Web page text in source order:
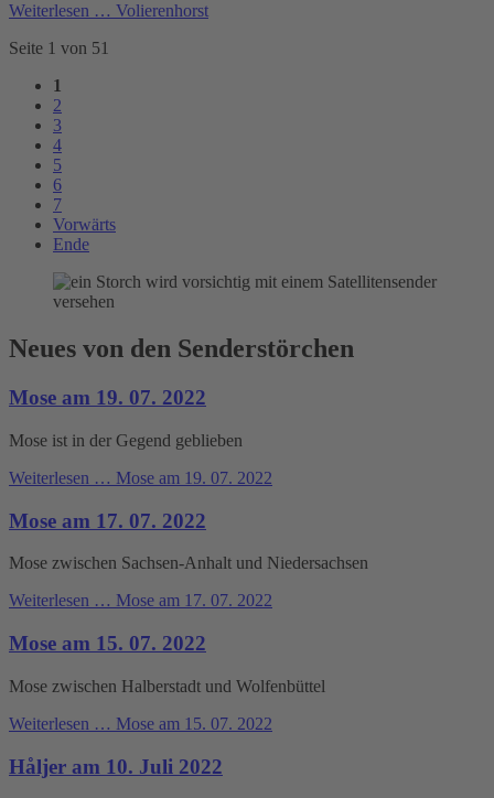
Weiterlesen … Volierenhorst
Seite 1 von 51
1
2
3
4
5
6
7
Vorwärts
Ende
Neues von den Senderstörchen
Mose am 19. 07. 2022
Mose ist in der Gegend geblieben
Weiterlesen … Mose am 19. 07. 2022
Mose am 17. 07. 2022
Mose zwischen Sachsen-Anhalt und Niedersachsen
Weiterlesen … Mose am 17. 07. 2022
Mose am 15. 07. 2022
Mose zwischen Halberstadt und Wolfenbüttel
Weiterlesen … Mose am 15. 07. 2022
Håljer am 10. Juli 2022